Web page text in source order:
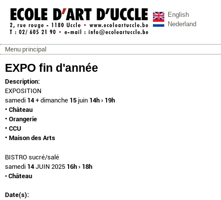
Aller au contenu principal
ecoleartuccle.be
English
Nederland
Menu principal
Menu principal
EXPO fin d'année
Description:
EXPOSITION
samedi 14+ dimanche 15 juin 14h › 19h
• Château
• Orangerie
• CCU
• Maison des Arts
BISTRO sucré/salé
samedi 14JUIN 2025 16h › 18h
• Château
Date(s):